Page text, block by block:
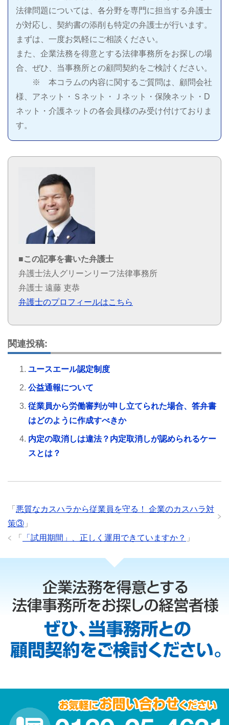
法律問題については、各分野を専門に担当する弁護士
が対応し、契約書の添削も特定の弁護士が行います。
まずは、一度お気軽にご相談ください。
また、企業法務を得意とする法律事務所をお探しの場
合、ぜひ、当事務所との顧問契約をご検討ください。
※ 本コラムの内容に関するご質問は、顧問会社
様、アネット・Ｓネット・Ｊネット・保険ネット・D
ネット・介護ネットの各会員様のみ受け付けておりま
す。
■この記事を書いた弁護士
弁護士法人グリーンリーフ法律事務所
弁護士 遠藤 吏恭
弁護士のプロフィールはこちら
関連投稿:
ユースエール認定制度
公益通報について
従業員から労働審判が申し立てられた場合、答弁書
はどのように作成すべきか
内定の取消しは違法？内定取消しが認められるケー
スとは？
「 悪質なカスハラから従業員を守る！ 企業のカスハラ対
策③ 」
「
「試用期間」、正しく運用できていますか？ 」